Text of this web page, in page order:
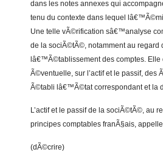
dans les notes annexes qui
tenu du contexte dans lequel
Une telle vÃ©rification sâ€™analyse
de la sociÃ©tÃ©, notamment au regard
lâ€™Ã©tablissement des comptes.
Ã©ventuelle, sur l’actif et le passif,
Ã©tabli lâ€™Ã©tat correspondant et la
L’actif et le passif de la sociÃ©tÃ©, au
principes comptables franÃ§ais,
(dÃ©crire)